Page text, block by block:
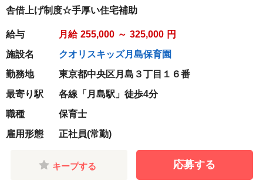
舎借上げ制度☆手厚い住宅補助
給与 月給 255,000 ～ 325,000 円
施設名
クオリスキッズ月島保育園
勤務地
東京都中央区月島３丁目１６番
最寄り駅
各線「月島駅」徒歩4分
職種
保育士
雇用形態
正社員(常勤)
キープする 応募する